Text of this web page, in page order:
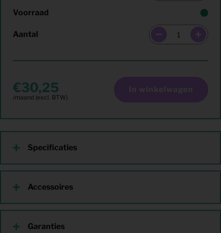
Voorraad
Aantal
30,25 In winkelwagen
Specificaties
Accessoires
Garanties